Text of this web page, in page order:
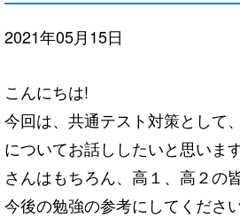
2021年05月15日
こんにちは!
今回は、共通テスト対策として
についてお話ししたいと思いま
さんはもちろん、高１、高２の
今後の勉強の参考にしてください